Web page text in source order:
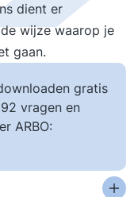
dient er
wijze waarop je
gaan.
gratis
vragen en
ARBO: